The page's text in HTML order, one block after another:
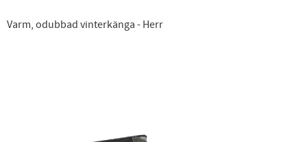
Varm, odubbad vinterkänga - Herr